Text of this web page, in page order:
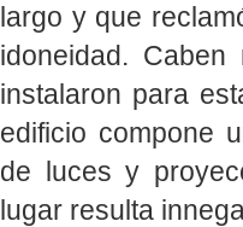
largo y que
idoneidad.
instalaron para
edificio compone
de luces y
lugar resulta